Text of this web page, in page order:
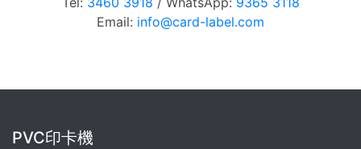
Email: info@card-label.com
PVC印卡機